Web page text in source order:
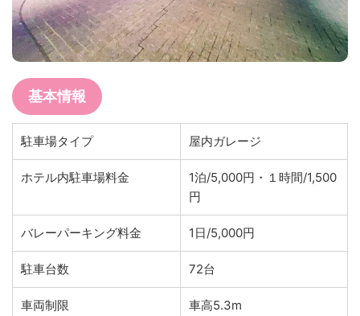
基本情報
駐車場タイプ 屋内ガレージ
ホテル内駐車場料金
1泊/5,000円・１時間/1,500
円
バレーパーキング料金 1日/5,000円
駐車台数 72台
車両制限 車高5.3m